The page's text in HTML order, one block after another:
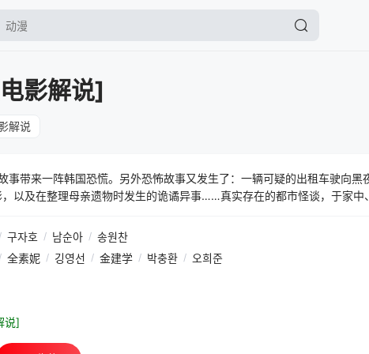
影解说]
解说
事带来一阵韩国恐慌。另外恐怖故事又发生了：一辆可疑的出租车驶向黑
以及在整理母亲遗物时发生的诡谲异事……真实存在的都市怪谈，于家中
/ 구자호 / 남순아 / 송원찬
/ 全素妮 / 깅영선 / 金建学 / 박충환 / 오희준
说]